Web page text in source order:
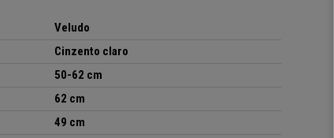
Veludo
Cinzento claro
50-62 cm
62 cm
49 cm